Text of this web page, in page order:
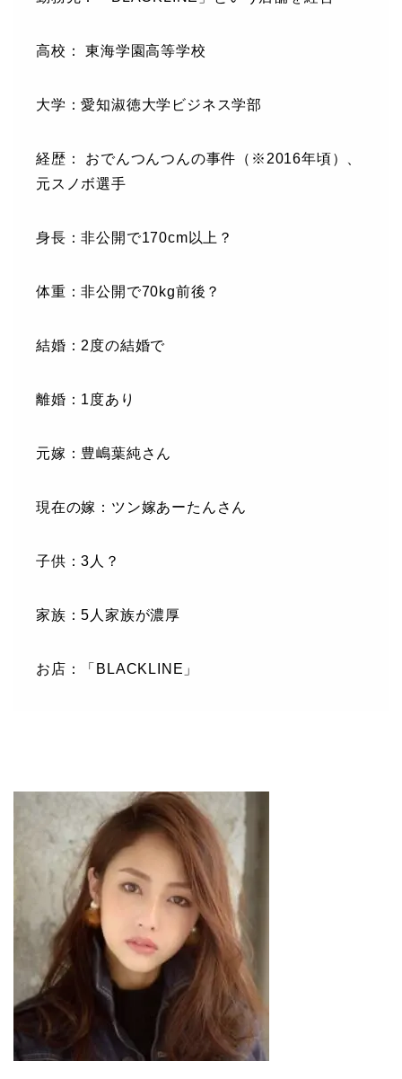
高校： 東海学園高等学校
大学：愛知淑徳大学ビジネス学部
経歴： おでんつんつんの事件（※2016年頃）、
元スノボ選手
身長：非公開で170cm以上？
体重：非公開で70kg前後？
結婚：2度の結婚で
離婚：1度あり
元嫁：豊嶋葉純さん
現在の嫁：ツン嫁あーたんさん
子供：3人？
家族：5人家族が濃厚
お店：「BLACKLINE」